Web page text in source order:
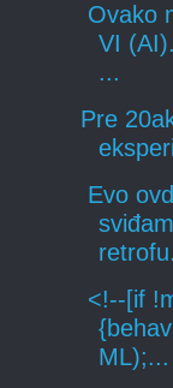
Ovako
VI
...
Pre
Evo
<!--[if
ML);...